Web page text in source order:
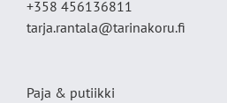
+358 456136811
tarja.rantala@tarinakoru.fi
Paja & putiikki